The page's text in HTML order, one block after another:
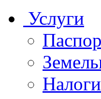
Услуги